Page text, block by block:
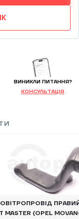
ВИНИКЛИ ПИТАННЯ?
КОНСУЛЬТАЦІЯ
ПРАВИЙ
MASTER (OPEL